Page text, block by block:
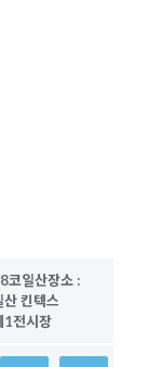
코일산장소 :
산 킨텍스
1전시장